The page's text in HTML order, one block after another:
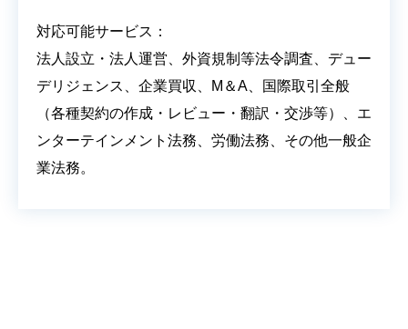
対応可能サービス：
法人設立・法人運営、外資規制等法令調査、デュー
デリジェンス、企業買収、M＆A、国際取引全般
（各種契約の作成・レビュー・翻訳・交渉等）、エ
ンターテインメント法務、労働法務、その他一般企
業法務。